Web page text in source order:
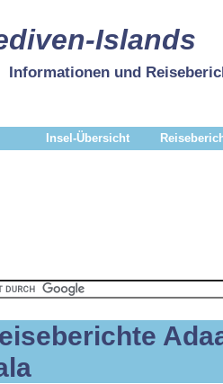
Islands
Informationen und
Insel-Übersicht